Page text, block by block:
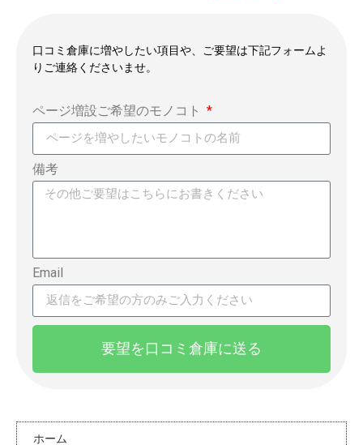
口コミ倉庫に増やしたい項目や、ご要望は下記フォームよ
りご連絡くださいませ。
ページ増設ご希望のモノコト
備考
Email
要望を口コミ倉庫に送る
ホーム